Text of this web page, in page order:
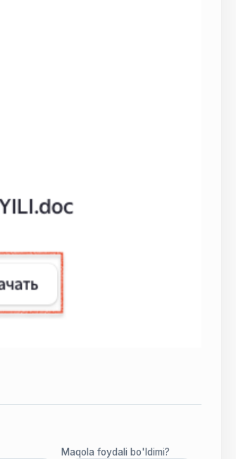
Maqola foydali bo'ldimi?